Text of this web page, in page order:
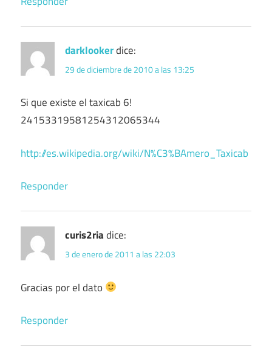
darklookerdice:
29 de diciembre de 2010 a las 13:25
Si que existe el taxicab 6!
24153319581254312065344
http://es.wikipedia.org/wiki/N%C3%BAmero_Taxicab
Responder
curis2riadice:
3 de enero de 2011 a las 22:03
Gracias por el dato
Responder